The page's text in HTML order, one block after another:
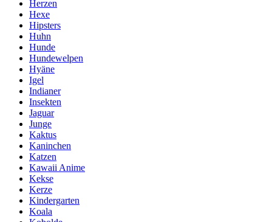
Herzen
Hexe
Hipsters
Huhn
Hunde
Hundewelpen
Hyäne
Igel
Indianer
Insekten
Jaguar
Junge
Kaktus
Kaninchen
Katzen
Kawaii Anime
Kekse
Kerze
Kindergarten
Koala